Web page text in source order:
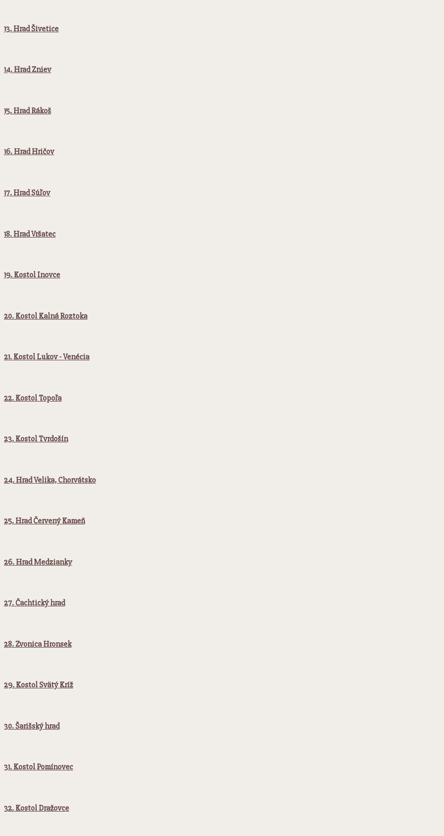
13. Hrad Šivetice
14. Hrad Zniev
15. Hrad Rákoš
16. Hrad Hričov
17. Hrad Súľov
18. Hrad Vršatec
19. Kostol Inovce
20. Kostol Kalná Roztoka
21. Kostol Lukov - Venécia
22. Kostol Topoľa
23. Kostol Tvrdošín
24. Hrad Velika, Chorvátsko
25. Hrad Červený Kameň
26. Hrad Medzianky
27. Čachtický hrad
28. Zvonica Hronsek
29. Kostol Svätý Kríž
30. Šarišský hrad
31. Kostol Pomínovec
32. Kostol Dražovce